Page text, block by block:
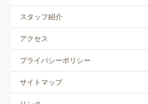
スタッフ紹介
アクセス
プライバシーポリシー
サイトマップ